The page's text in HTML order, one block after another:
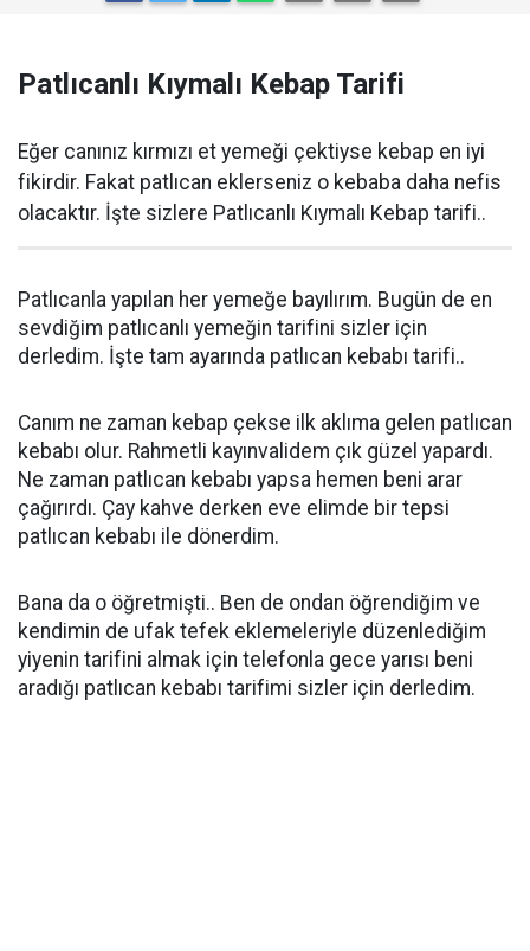
Patlıcanlı Kıymalı Kebap Tarifi
Eğer canınız kırmızı et yemeği çektiyse kebap en iyi
fikirdir. Fakat patlıcan eklerseniz o kebaba daha nefis
olacaktır. İşte sizlere Patlıcanlı Kıymalı Kebap tarifi..
Patlıcanla yapılan her yemeğe bayılırım. Bugün de en
sevdiğim patlıcanlı yemeğin tarifini sizler için
derledim. İşte tam ayarında patlıcan kebabı tarifi..
Canım ne zaman kebap çekse ilk aklıma gelen patlıcan
kebabı olur. Rahmetli kayınvalidem çık güzel yapardı.
Ne zaman patlıcan kebabı yapsa hemen beni arar
çağırırdı. Çay kahve derken eve elimde bir tepsi
patlıcan kebabı ile dönerdim.
Bana da o öğretmişti.. Ben de ondan öğrendiğim ve
kendimin de ufak tefek eklemeleriyle düzenlediğim
yiyenin tarifini almak için telefonla gece yarısı beni
aradığı patlıcan kebabı tarifimi sizler için derledim.